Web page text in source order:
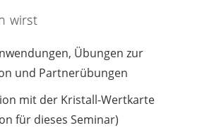
wirst
Übungen zur
und Partnerübungen
mit der Kristall-Wertkarte
für dieses Seminar)